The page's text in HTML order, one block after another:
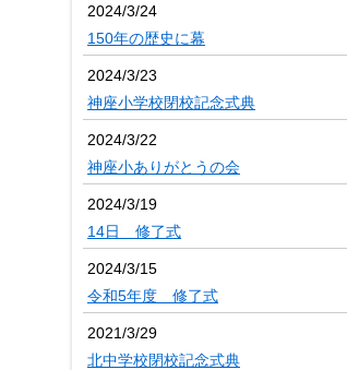
2024/3/24
150年の歴史に幕
2024/3/23
神座小学校閉校記念式典
2024/3/22
神座小ありがとうの会
2024/3/19
14日 修了式
2024/3/15
令和5年度 修了式
2021/3/29
北中学校閉校記念式典